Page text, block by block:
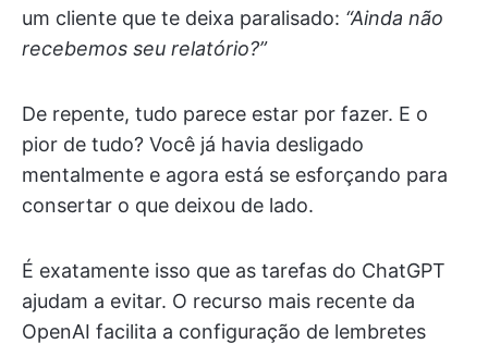
um cliente que te deixa paralisado: “Ainda não
recebemos seu relatório?”
De repente, tudo parece estar por fazer. E o
pior de tudo? Você já havia desligado
mentalmente e agora está se esforçando para
consertar o que deixou de lado.
É exatamente isso que as tarefas do ChatGPT
ajudam a evitar. O recurso mais recente da
OpenAI facilita a configuração de lembretes